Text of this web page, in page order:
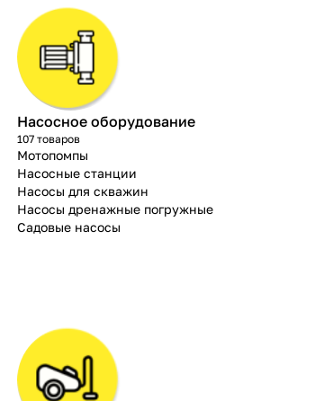
Насосное оборудование
107 товаров
Мотопомпы
Насосные станции
Насосы для скважин
Насосы дренажные погружные
Садовые насосы